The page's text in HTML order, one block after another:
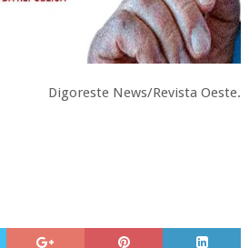
Digoreste News/Revista Oeste.